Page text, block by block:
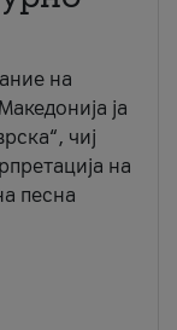
на
ја
чиј
на
песна